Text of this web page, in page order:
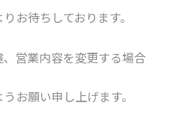
お待ちしております。
営業内容を変更する場合
お願い申し上げます。